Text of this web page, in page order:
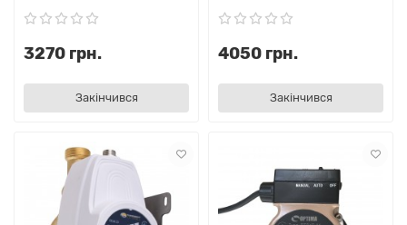
3270 грн.
Закінчився
4050 грн.
Закінчився